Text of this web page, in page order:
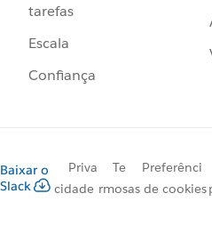
tarefas
Escala
Confiança
Baixar o
Slack
Priva
cidade
Te
rmos
Preferênci
as de cookies